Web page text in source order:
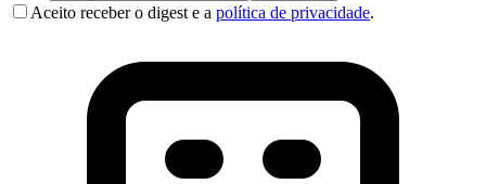
Aceito receber o digest e a política de privacidade.